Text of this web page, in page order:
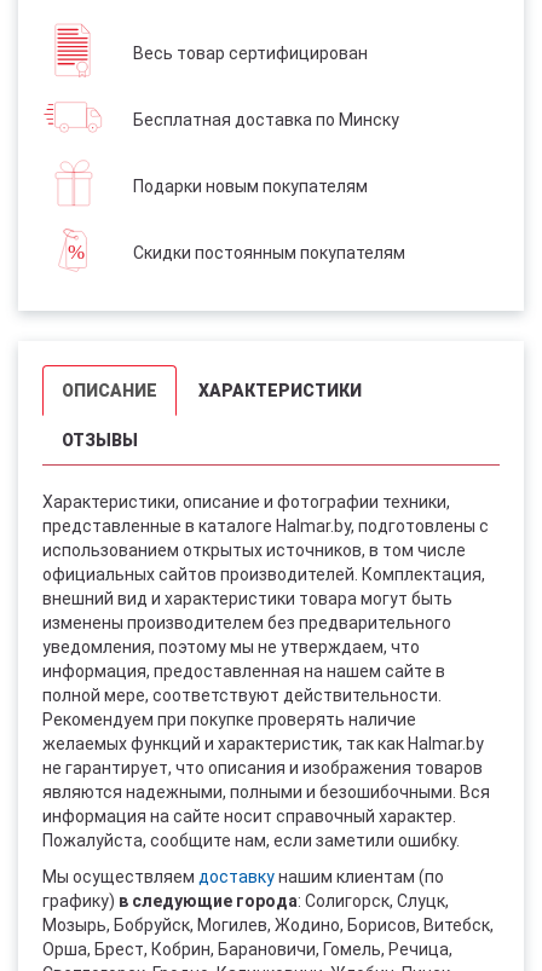
Весь товар сертифицирован
Бесплатная доставка по Минску
Подарки новым покупателям
Скидки постоянным покупателям
ОПИСАНИЕ ХАРАКТЕРИСТИКИ
ОТЗЫВЫ
Характеристики, описание и фотографии техники,
представленные в каталоге Halmar.by, подготовлены с
использованием открытых источников, в том числе
официальных сайтов производителей. Комплектация,
внешний вид и характеристики товара могут быть
изменены производителем без предварительного
уведомления, поэтому мы не утверждаем, что
информация, предоставленная на нашем сайте в
полной мере, соответствуют действительности.
Рекомендуем при покупке проверять наличие
желаемых функций и характеристик, так как Halmar.by
не гарантирует, что описания и изображения товаров
являются надежными, полными и безошибочными. Вся
информация на сайте носит справочный характер.
Пожалуйста, сообщите нам, если заметили ошибку.
Мы осуществляем доставкунашим клиентам (по
графику) в следующие города: Солигорск, Слуцк,
Мозырь, Бобруйск, Могилев, Жодино, Борисов, Витебск,
Орша, Брест, Кобрин, Барановичи, Гомель, Речица,